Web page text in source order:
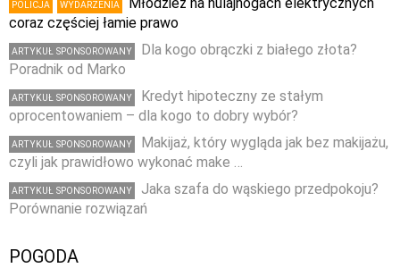
POLICJA WYDARZENIA
coraz częściej łamie prawo
ARTYKUŁ SPONSOROWANY
Dla kogo obrączki z białego złota?
Poradnik od Marko
ARTYKUŁ SPONSOROWANY
Kredyt hipoteczny ze stałym
oprocentowaniem – dla kogo to dobry wybór?
ARTYKUŁ SPONSOROWANY
Makijaż, który wygląda jak bez makijażu,
czyli jak prawidłowo wykonać make …
ARTYKUŁ SPONSOROWANY
Jaka szafa do wąskiego przedpokoju?
Porównanie rozwiązań
POGODA